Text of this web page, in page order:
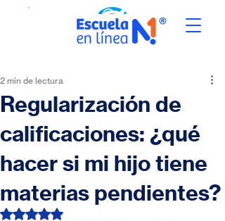
Regularización de
calificaciones: ¿qué
hacer si mi hijo tiene
materias pendientes?
2 min de lectura
Obtuvo NaN de 5 estrellas.